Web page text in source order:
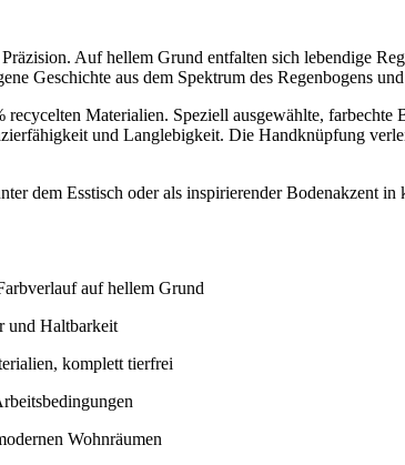
Auf hellem Grund entfalten sich lebendige
Geschichte aus dem Spektrum des Regenbogens
Materialien. Speziell ausgewählte,
und Langlebigkeit. Die Handknüpfung
dem Esstisch oder als inspirierender Bodenakzent
auf hellem Grund
und Haltbarkeit
komplett tierfrei
Wohnräumen